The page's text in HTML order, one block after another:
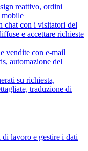
reattivo, ordini
mobile
chat con i visitatori del
e accettare richieste
vendite con e-mail
automazione del
su richiesta,
traduzione di
lavoro e gestire i dati